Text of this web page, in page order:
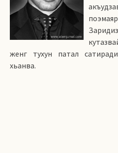
женг тухун патал
хьанва.